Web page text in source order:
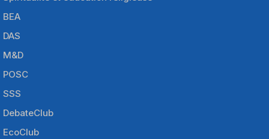
BEA
DAS
M&D
POSC
SSS
DebateClub
EcoClub